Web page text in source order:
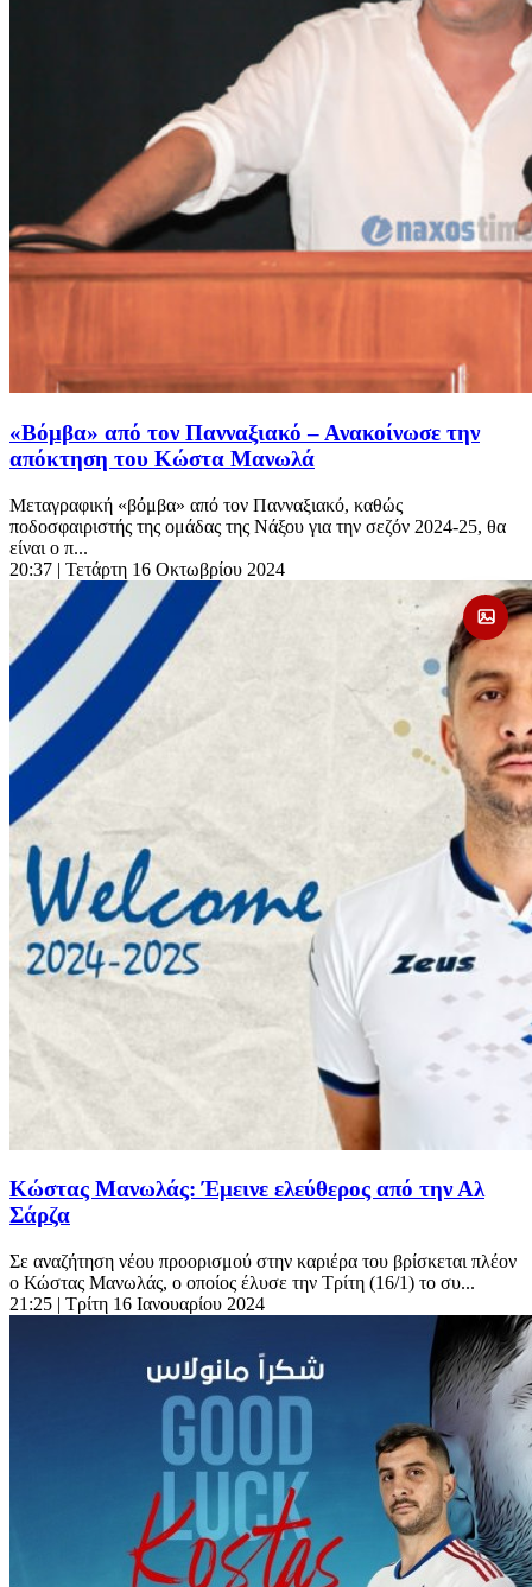
«Βόμβα» από τον Πανναξιακό – Ανακοίνωσε την
απόκτηση του Κώστα Μανωλά
Μεταγραφική «βόμβα» από τον Πανναξιακό, καθώς
ποδοσφαιριστής της ομάδας της Νάξου για την σεζόν 2024-25, θα
είναι ο π...
20:37 | Τετάρτη 16 Οκτωβρίου 2024
Κώστας Μανωλάς: Έμεινε ελεύθερος από την Αλ
Σάρζα
Σε αναζήτηση νέου προορισμού στην καριέρα του βρίσκεται πλέον
ο Κώστας Μανωλάς, ο οποίος έλυσε την Τρίτη (16/1) το συ...
21:25 | Τρίτη 16 Ιανουαρίου 2024